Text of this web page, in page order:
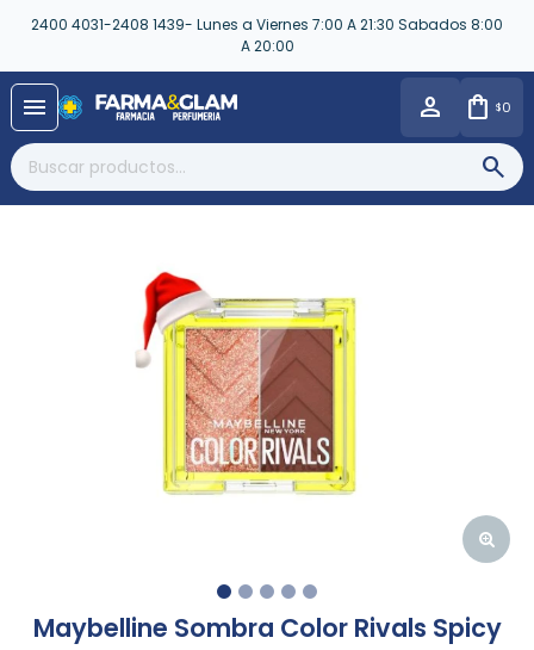
2400 4031-2408 1439- Lunes a Viernes 7:00 A 21:30 Sabados 8:00
A 20:00
menu $0
Maybelline Sombra Color Rivals Spicy